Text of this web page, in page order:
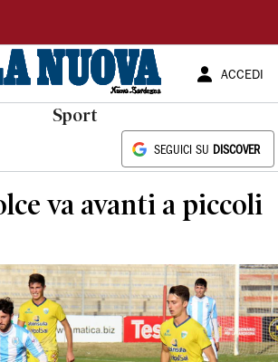
ACCEDI
Sport
SEGUICI SU DISCOVER
va avanti a piccoli